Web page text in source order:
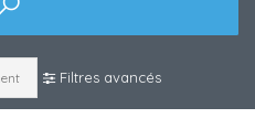
Filtres avancés